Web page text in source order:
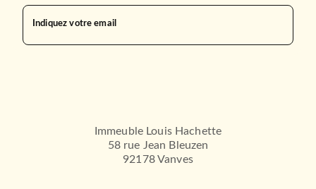
Indiquez votre email
Immeuble Louis Hachette
58 rue Jean Bleuzen
92178 Vanves